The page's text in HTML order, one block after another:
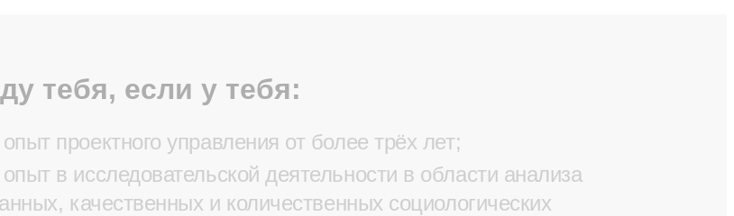
тебя, если у тебя:
опыт проектного управления от более трёх лет;
опыт в исследовательской деятельности в области анализа
качественных и количественных социологических